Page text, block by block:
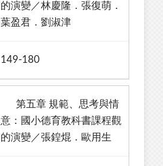
的演變／林慶隆．張復萌．
葉盈君．劉淑津
149-180
第五章 規範、思考與情
意：國小德育教科書課程觀
的演變／張鍠焜．歐用生